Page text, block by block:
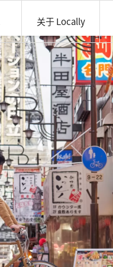
关于 Locally